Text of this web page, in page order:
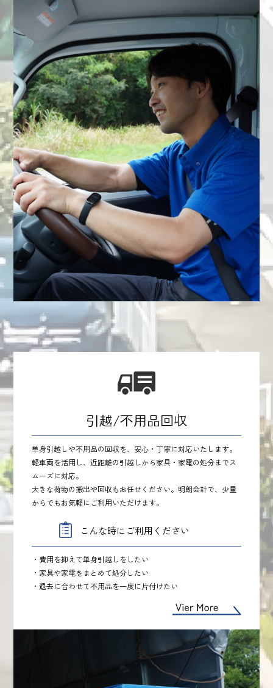
引越/不用品回収
単身引越しや不用品の回収を、安心・丁寧に対応いたします。
軽車両を活用し、近距離の引越しから家具・家電の処分までス
ムーズに対応。
大きな荷物の搬出や回収もお任せください。明朗会計で、少量
からでもお気軽にご利用いただけます。
こんな時にご利用ください
・費用を抑えて単身引越しをしたい
・家具や家電をまとめて処分したい
・退去に合わせて不用品を一度に片付けたい